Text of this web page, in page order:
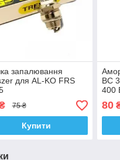
запалювання
для AL-KO FRS
75 ₴
Купити
BC
400
80